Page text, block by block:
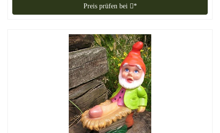
Preis prüfen bei *